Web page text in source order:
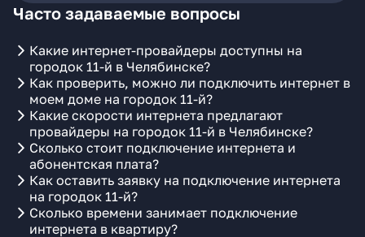
Часто задаваемые вопросы
Какие интернет-провайдеры доступны на
городок 11-й в Челябинске?
Как проверить, можно ли подключить интернет в
моем доме на городок 11-й?
Какие скорости интернета предлагают
провайдеры на городок 11-й в Челябинске?
Сколько стоит подключение интернета и
абонентская плата?
Как оставить заявку на подключение интернета
на городок 11-й?
Сколько времени занимает подключение
интернета в квартиру?